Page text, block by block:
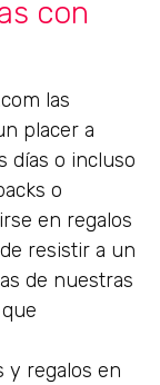
con
las
placer a
días o incluso
o
en regalos
resistir a un
de nuestras
y regalos en